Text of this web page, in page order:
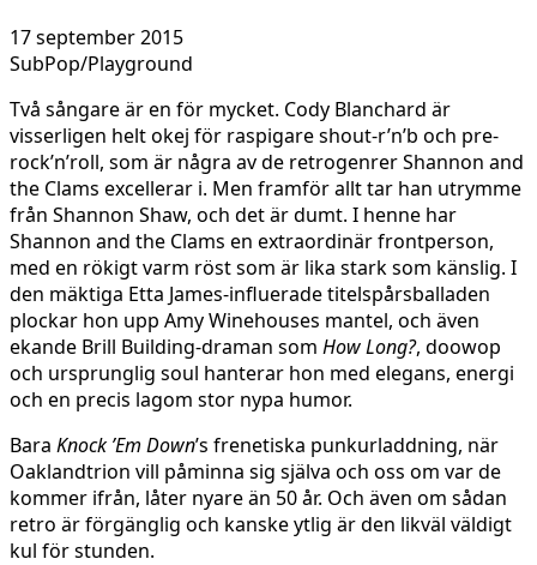
17 september 2015
SubPop/Playground
Två sångare är en för mycket. Cody Blanchard är
visserligen helt okej för raspigare shout-r’n’b och pre-
rock’n’roll, som är några av de retrogenrer Shannon and
the Clams excellerar i. Men framför allt tar han utrymme
från Shannon Shaw, och det är dumt. I henne har
Shannon and the Clams en extraordinär frontperson,
med en rökigt varm röst som är lika stark som känslig. I
den mäktiga Etta James-influerade titelspårsballaden
plockar hon upp Amy Winehouses mantel, och även
ekande Brill Building-draman som How Long?, doowop
och ursprunglig soul hanterar hon med elegans, energi
och en precis lagom stor nypa humor.
Bara Knock ’Em Down’s frenetiska punkurladdning, när
Oaklandtrion vill påminna sig själva och oss om var de
kommer ifrån, låter nyare än 50 år. Och även om sådan
retro är förgänglig och kanske ytlig är den likväl väldigt
kul för stunden.